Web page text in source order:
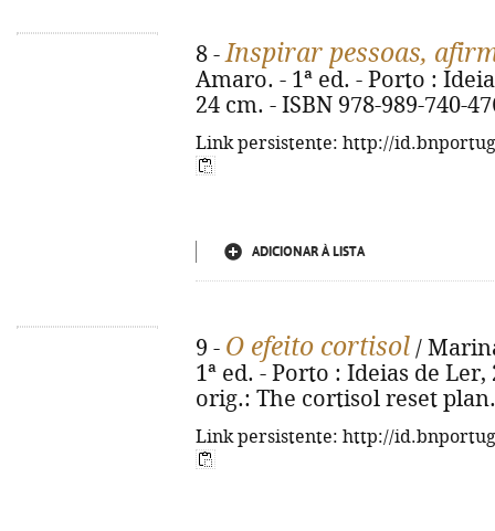
8 -Inspirar pessoas,
Amaro. - 1ª ed. - Porto :
24 cm. - ISBN 978-989-740-
Link persistente: http://
ADICIONAR À LISTA
9 - O efeito cortisol /
1ª ed. - Porto : Ideias de
orig.: The cortisol reset plan.
Link persistente: http://